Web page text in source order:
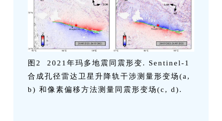
图2 2021年玛多地震同震形变. Sentinel-1
合成孔径雷达卫星升降轨干涉测量形变场(a,
b) 和像素偏移方法测量同震形变场(c, d).